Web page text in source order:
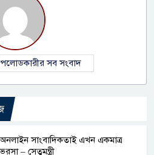
সব সংবাদ
অনলাইন সাংবাদিকতাই এখন একমাত্র
ভরসা – সেতুমন্ত্রী